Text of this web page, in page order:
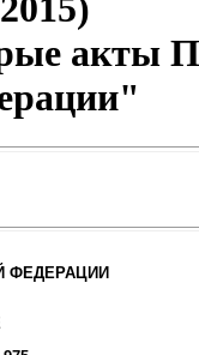
акты
ФЕДЕРАЦИИ